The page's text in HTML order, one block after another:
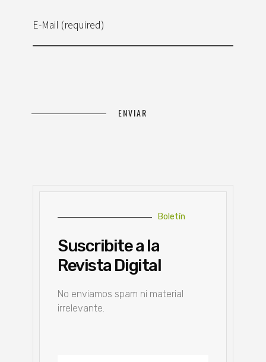
E-Mail (required)
Boletín
Suscribite a la
Revista Digital
No enviamos spam ni material
irrelevante.